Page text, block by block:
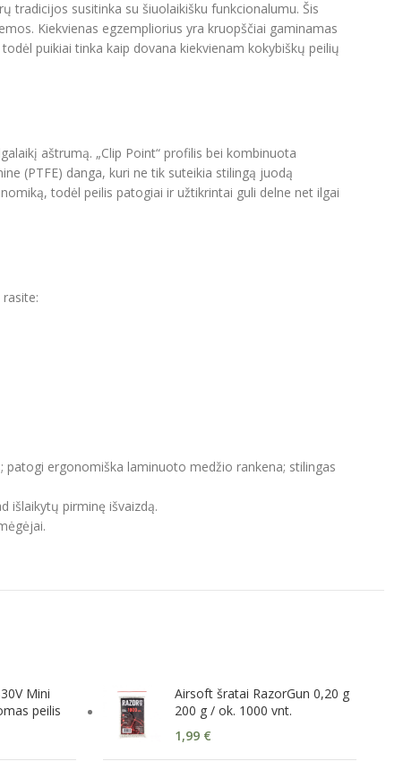
tradicijos susitinka su šiuolaikišku funkcionalumu. Šis
Kiekvienas egzempliorius yra kruopščiai gaminamas
puikiai tinka kaip dovana kiekvienam kokybiškų peilių
aštrumą. „Clip Point“ profilis bei kombinuota
(PTFE) danga, kuri ne tik suteikia stilingą juodą
todėl peilis patogiai ir užtikrintai guli delne net ilgai
patogi ergonomiška laminuoto medžio rankena; stilingas
išlaikytų pirminę išvaizdą.
Mini
peilis
Airsoft šratai RazorGun 0,20 g
200 g / ok. 1000 vnt.
1,99 €